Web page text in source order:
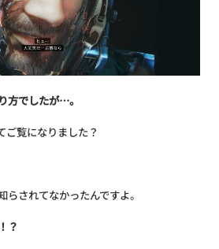
でしたが…。
覧になりました？
されてなかったんですよ。
？